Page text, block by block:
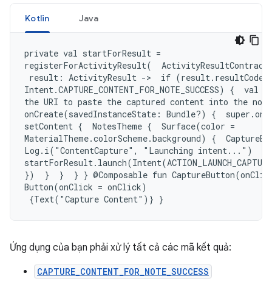
Kotlin Java
private val startForResult =
registerForActivityResult(
result: ActivityResult ->  if (result.resultCode
Intent.CAPTURE_CONTENT_FOR_NOTE_SUCCESS)
the URI to paste the captured content into the
onCreate(savedInstanceState: Bundle?) {
setContent {  NotesTheme {  Surface(color =
MaterialTheme.colorScheme.background) {
Log.i("ContentCapture", "Launching intent...")
})  }  }  } } @Composable fun
Button(onClick = onClick)
{Text("Capture Content")} }
Ứng dụng của bạn phải xử lý tất cả các mã kết quả:
CAPTURE_CONTENT_FOR_NOTE_SUCCESS